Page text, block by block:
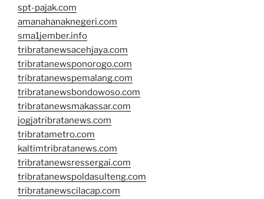
spt-pajak.com
amanahanaknegeri.com
sma1jember.info
tribratanewsacehjaya.com
tribratanewsponorogo.com
tribratanewspemalang.com
tribratanewsbondowoso.com
tribratanewsmakassar.com
jogjatribratanews.com
tribratametro.com
kaltimtribratanews.com
tribratanewsressergai.com
tribratanewspoldasulteng.com
tribratanewscilacap.com